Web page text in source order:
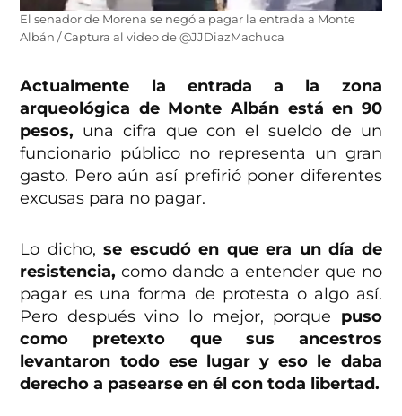
El senador de Morena se negó a pagar la entrada a Monte
Albán / Captura al video de @JJDiazMachuca
Actualmente la entrada a la zona
arqueológica de Monte Albán está en 90
pesos, una cifra que con el sueldo de un
funcionario público no representa un gran
gasto. Pero aún así prefirió poner diferentes
excusas para no pagar.
Lo dicho,se escudó en que era un día de
resistencia,como dando a entender que no
pagar es una forma de protesta o algo así.
Pero después vino lo mejor, porque puso
como pretexto que sus ancestros
levantaron todo ese lugar y eso le daba
derecho a pasearse en él con toda libertad.